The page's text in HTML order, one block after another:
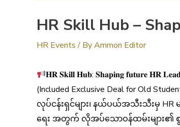
HR Skill Hub –
HR Events/ ByAmmon Editor
𝐇𝐑 𝐒𝐤𝐢𝐥𝐥 𝐇𝐮𝐛: 𝐒𝐡𝐚𝐩𝐢𝐧𝐠 𝐟𝐮𝐭𝐮𝐫𝐞 𝐇𝐑
(Included Exclusive Deal for Old
လုပ်ငန်းရှင်များ၊ နယ်ပယ်အသီးသီးမှ
ရေး အတွက် လိုအပ်သောဝန်ထမ်းများ၏ စွမ်